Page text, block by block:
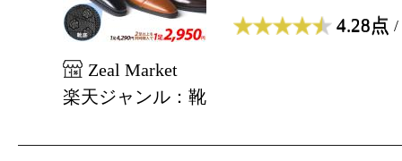
4.28点 /
Zeal Market
楽天ジャンル：靴